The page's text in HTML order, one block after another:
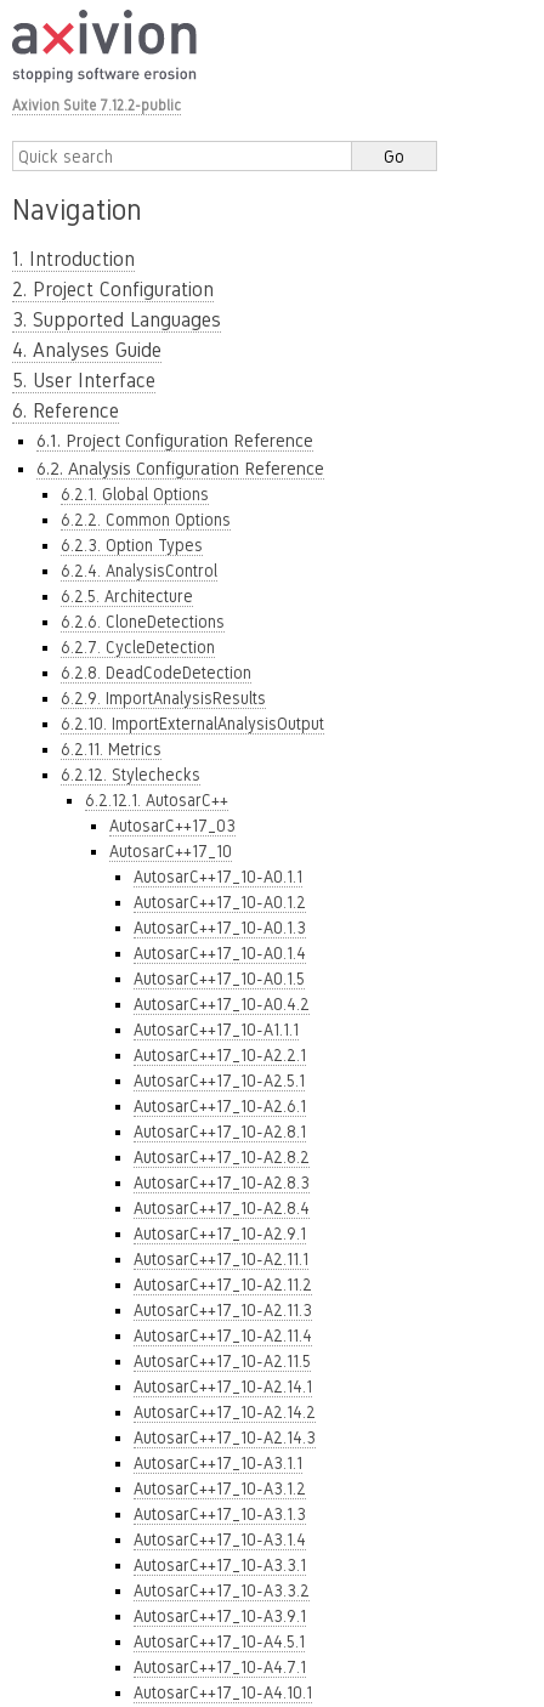
Axivion Suite 7.12.2-public
Navigation
1. Introduction
2. Project Configuration
3. Supported Languages
4. Analyses Guide
5. User Interface
6. Reference
6.1. Project Configuration Reference
6.2. Analysis Configuration Reference
6.2.1. Global Options
6.2.2. Common Options
6.2.3. Option Types
6.2.4. AnalysisControl
6.2.5. Architecture
6.2.6. CloneDetections
6.2.7. CycleDetection
6.2.8. DeadCodeDetection
6.2.9. ImportAnalysisResults
6.2.10. ImportExternalAnalysisOutput
6.2.11. Metrics
6.2.12. Stylechecks
6.2.12.1. AutosarC++
AutosarC++17_03
AutosarC++17_10
AutosarC++17_10-A0.1.1
AutosarC++17_10-A0.1.2
AutosarC++17_10-A0.1.3
AutosarC++17_10-A0.1.4
AutosarC++17_10-A0.1.5
AutosarC++17_10-A0.4.2
AutosarC++17_10-A1.1.1
AutosarC++17_10-A2.2.1
AutosarC++17_10-A2.5.1
AutosarC++17_10-A2.6.1
AutosarC++17_10-A2.8.1
AutosarC++17_10-A2.8.2
AutosarC++17_10-A2.8.3
AutosarC++17_10-A2.8.4
AutosarC++17_10-A2.9.1
AutosarC++17_10-A2.11.1
AutosarC++17_10-A2.11.2
AutosarC++17_10-A2.11.3
AutosarC++17_10-A2.11.4
AutosarC++17_10-A2.11.5
AutosarC++17_10-A2.14.1
AutosarC++17_10-A2.14.2
AutosarC++17_10-A2.14.3
AutosarC++17_10-A3.1.1
AutosarC++17_10-A3.1.2
AutosarC++17_10-A3.1.3
AutosarC++17_10-A3.1.4
AutosarC++17_10-A3.3.1
AutosarC++17_10-A3.3.2
AutosarC++17_10-A3.9.1
AutosarC++17_10-A4.5.1
AutosarC++17_10-A4.7.1
AutosarC++17_10-A4.10.1